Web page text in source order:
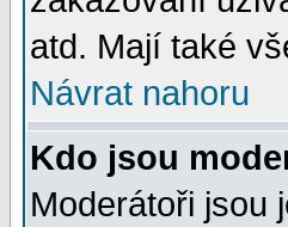
atd. Mají také
Návrat nahoru
Kdo jsou
Moderátoři jsou